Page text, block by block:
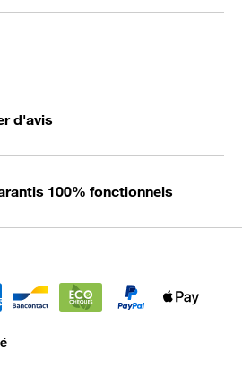
d'avis
100% fonctionnels